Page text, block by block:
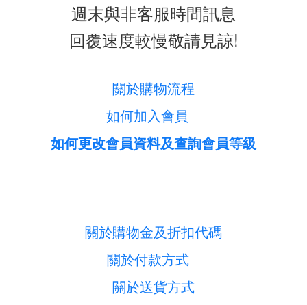
週末與非客服時間訊息
回覆速度較慢敬請見諒!
關於購物流程
如何加入會員
如何更改會員資料及查詢會員等級
關於購物金及折扣代碼
關於付款方式
關於送貨方式